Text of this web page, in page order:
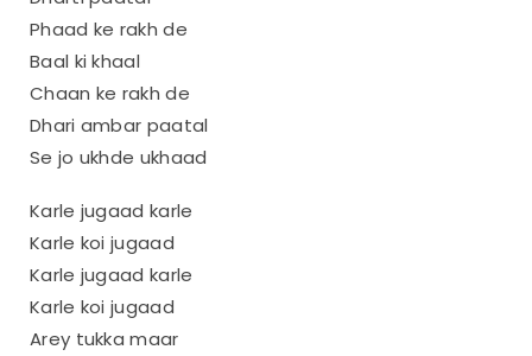
Phaad ke rakh de
Baal ki khaal
Chaan ke rakh de
Dhari ambar paatal
Se jo ukhde ukhaad
Karle jugaad karle
Karle koi jugaad
Karle jugaad karle
Karle koi jugaad
Arey tukka maar